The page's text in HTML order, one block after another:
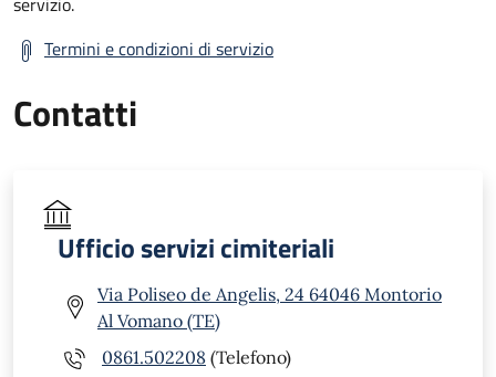
Termini e condizioni di servizio
Contatti
Ufficio servizi cimiteriali
Via Poliseo de Angelis, 24 64046 Montorio
Al Vomano (TE)
0861.502208 (Telefono)